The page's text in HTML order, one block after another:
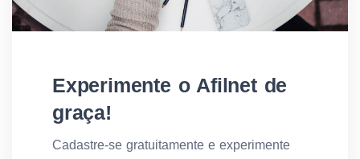
Experimente o Afilnet de
graça!
Cadastre-se gratuitamente e experimente